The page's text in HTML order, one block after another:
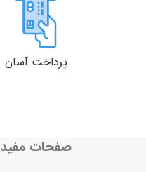
پرداخت آسان
صفحات مفید